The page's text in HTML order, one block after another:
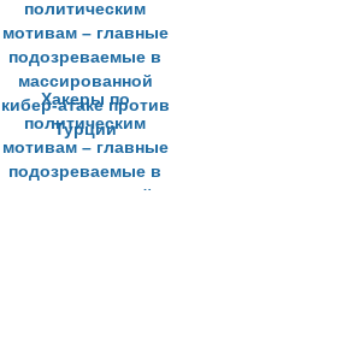
Хакеры по
политическим
мотивам – главные
подозреваемые в
массированной